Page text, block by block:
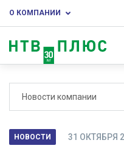
О КОМПАНИИ
Новости компании
НОВОСТИ 31 ОКТЯБРЯ